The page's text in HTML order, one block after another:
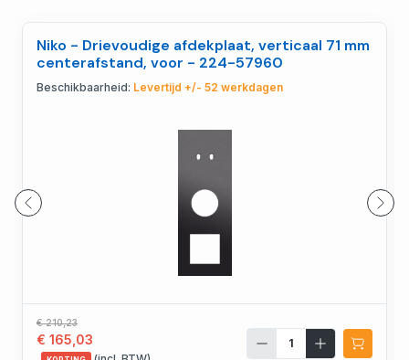
Niko - Drievoudige afdekplaat, verticaal 71 mm
centerafstand, voor - 224-57960
Beschikbaarheid: Levertijd +/- 52 werkdagen
€ 210,23
€ 165,03